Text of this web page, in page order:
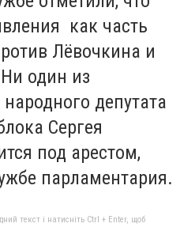
как часть
Лёвочкина и
один из
депутата
Сергея
под арестом,
парламентария.
текст і натисніть Ctrl + Enter, щоб